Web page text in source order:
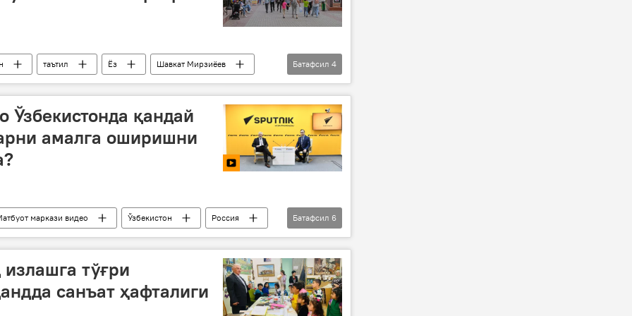
таътил Ёз
Шавкат Мирзиёев
ёшлар
Батафсил 4
Ўзбекистонда қандай
амалга оширишни
маркази видео Ўзбекистон
Россия
лойиҳа Маданият
Видео
Батафсил 6
тўғри
санъат ҳафталиги